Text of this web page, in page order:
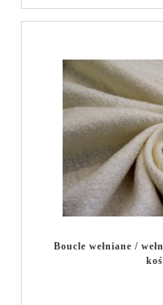
Boucle wełniane /